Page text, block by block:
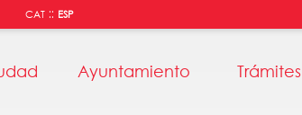
CAT:: ESP
Ayuntamiento Trámites